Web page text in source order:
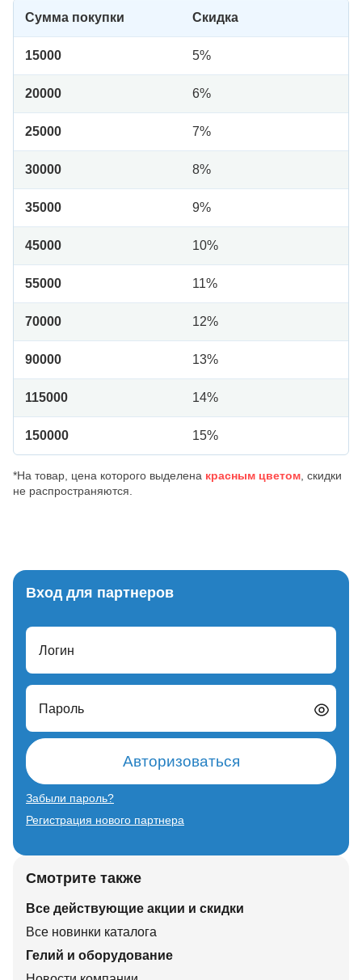
Сумма покупки Скидка
15000 5%
20000 6%
25000 7%
30000 8%
35000 9%
45000 10%
55000 11%
70000 12%
90000 13%
115000 14%
150000 15%
*На товар, цена которого выделена красным цветом , скидки
не распространяются.
Вход для партнеров
Логин
Пароль
Авторизоваться
Забыли пароль?
Регистрация нового партнера
Смотрите также
Все действующие акции и скидки
Все новинки каталога
Гелий и оборудование